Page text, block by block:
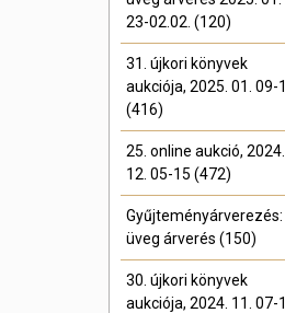
23-02.02. (120)
31. újkori könyvek
aukciója, 2025. 01. 09-
(416)
25. online aukció, 2024.
12. 05-15 (472)
Gyűjteményárverezés:
üveg árverés (150)
30. újkori könyvek
aukciója, 2024. 11. 07-